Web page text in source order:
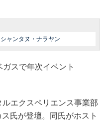
シャンタヌ・ナラヤン
スで年次イベント
エクスペリエンス事業部
氏が登壇。同氏がホスト